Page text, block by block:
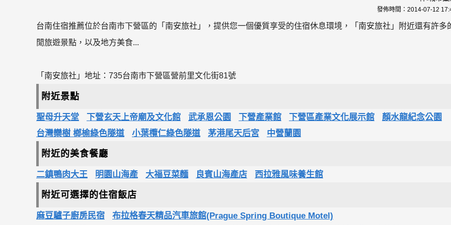
發佈時間： 2014-07-12
台南住宿推薦位於台南市下營區的「南安旅社」，提供您一個優質享受的住宿休息環境，「南安旅社」附近還有許多
閒旅遊景點，以及地方美食...
「南安旅社」地址：735台南市下營區營前里文化街81號
附近景點
聖母升天堂 下營玄天上帝廟及文化館 武承恩公園 下營產業館 下營區產業文化展示館
顏水龍紀念公園
台灣欒樹 榔榆綠色隧道
小葉欖仁綠色隧道 茅港尾天后宮 中營蘭園
附近的美食餐廳
二鎮鴨肉大王 明園山海產 大福豆菜麵 良賓山海產店 西拉雅風味養生館
附近可選擇的住宿飯店
麻豆驢子廚房民宿
布拉格春天精品汽車旅館(Prague Spring Boutique Motel)